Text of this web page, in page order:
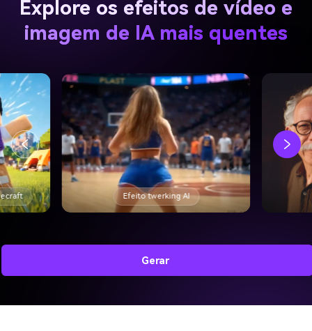
Explore os efeitos de vídeo e
imagem de IA mais quentes
Efeito twerking AI
Gerar